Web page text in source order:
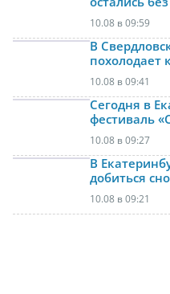
10.08 в 09:59
В
похолодает
10.08 в 09:41
Сегодня в
фестиваль
10.08 в 09:27
В
добиться
10.08 в 09:21